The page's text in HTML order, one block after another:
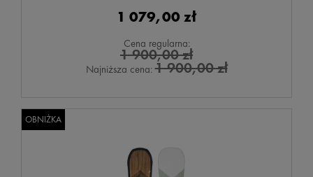
1 079,00 zł
Cena regularna:
1 900,00 zł
Najniższa cena:1 900,00 zł
OBNIŻKA